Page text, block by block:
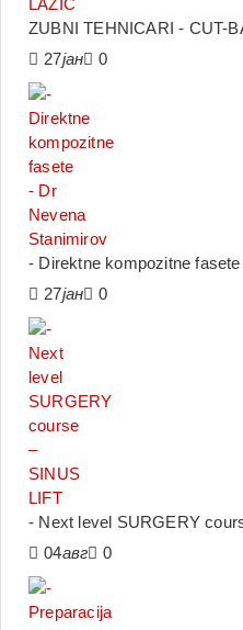
ZUBNI TEHNICARI - CUT-
27јан 0
- Direktne kompozitne
27јан 0
- Next level SURGERY
04авг 0